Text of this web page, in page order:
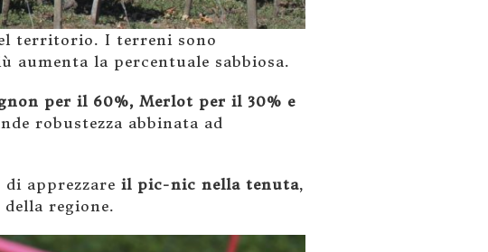
territorio. I terreni sono
aumenta la percentuale sabbiosa.
per il 60%, Merlot per il 30% e
robustezza abbinata ad
apprezzare il pic-nic nella tenuta,
regione.